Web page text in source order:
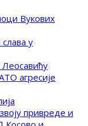
Вукових
у
агресије
привреде и